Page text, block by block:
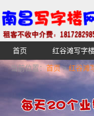
【不收中介费】南昌
湖青云谱写字楼
首页 红谷滩写字
当前位置： 首页>红谷滩